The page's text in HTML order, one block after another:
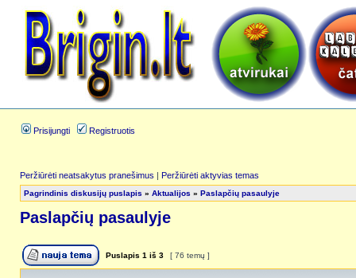
Prisijungti Registruotis
Peržiūrėti neatsakytus pranešimus | Peržiūrėti aktyvias temas
Pagrindinis diskusijų puslapis » Aktualijos » Paslapčių pasaulyje
Paslapčių pasaulyje
Puslapis 1 iš 3 [ 76 temų ]